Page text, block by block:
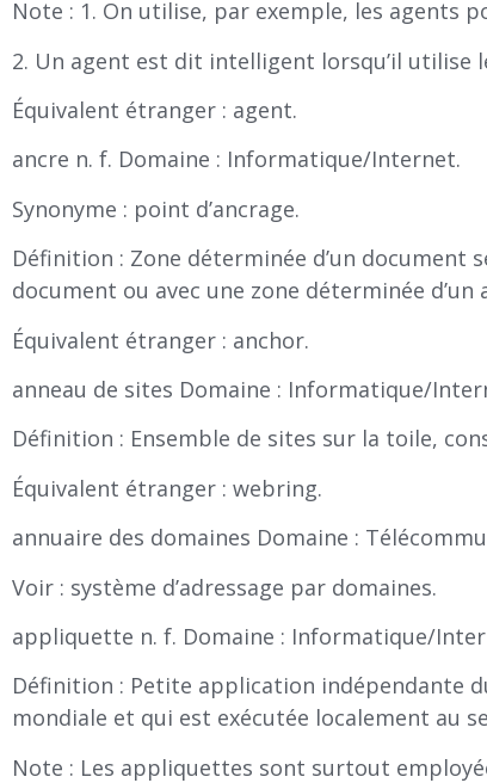
Note : 1. On utilise, par exemple, les agents
2. Un agent est dit intelligent lorsqu’il utilise
Équivalent étranger : agent.
ancre n. f. Domaine : Informatique/Internet.
Synonyme : point d’ancrage.
Définition : Zone déterminée d’un document
document ou avec une zone déterminée
Équivalent étranger : anchor.
anneau de sites Domaine : Informatique/
Définition : Ensemble de sites sur la toile,
Équivalent étranger : webring.
annuaire des domaines Domaine :
Voir : système d’adressage par domaines.
appliquette n. f. Domaine : Informatique/
Définition : Petite application indépendante
mondiale et qui est exécutée localement au
Note : Les appliquettes sont surtout